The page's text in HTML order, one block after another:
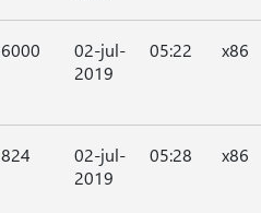
02-jul-
2019
05:22 x86
02-jul-
2019
05:28 x86